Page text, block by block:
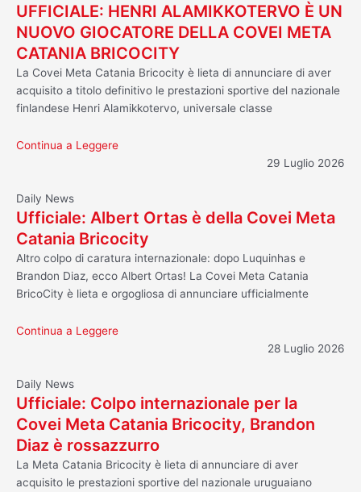
UFFICIALE: HENRI ALAMIKKOTERVO È UN
NUOVO GIOCATORE DELLA COVEI META
CATANIA BRICOCITY
La Covei Meta Catania Bricocity è lieta di annunciare di aver
acquisito a titolo definitivo le prestazioni sportive del nazionale
finlandese Henri Alamikkotervo, universale classe
Continua a Leggere
29 Luglio 2026
Daily News
Ufficiale: Albert Ortas è della Covei Meta
Catania Bricocity
Altro colpo di caratura internazionale: dopo Luquinhas e
Brandon Diaz, ecco Albert Ortas! La Covei Meta Catania
BricoCity è lieta e orgogliosa di annunciare ufficialmente
Continua a Leggere
28 Luglio 2026
Daily News
Ufficiale: Colpo internazionale per la
Covei Meta Catania Bricocity, Brandon
Diaz è rossazzurro
La Meta Catania Bricocity è lieta di annunciare di aver
acquisito le prestazioni sportive del nazionale uruguaiano